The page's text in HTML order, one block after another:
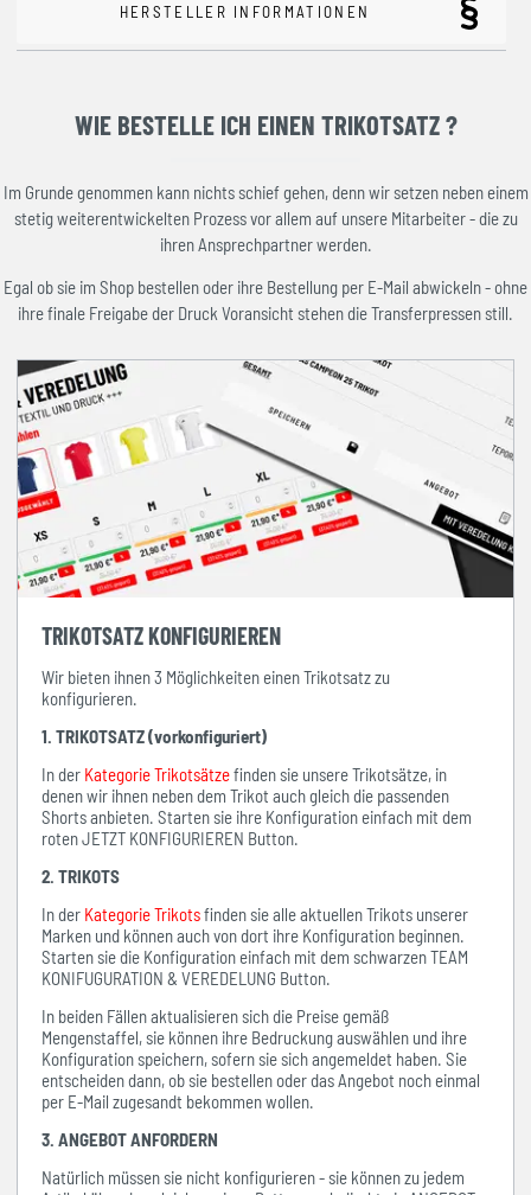
HERSTELLER INFORMATIONEN
WIE BESTELLE ICH EINEN TRIKOTSATZ ?
Im Grunde genommen kann nichts schief gehen, denn wir setzen neben einem
stetig weiterentwickelten Prozess vor allem auf unsere Mitarbeiter - die zu
ihren Ansprechpartner werden.
Egal ob sie im Shop bestellen oder ihre Bestellung per E-Mail abwickeln - ohne
ihre finale Freigabe der Druck Voransicht stehen die Transferpressen still.
TRIKOTSATZ KONFIGURIEREN
Wir bieten ihnen 3 Möglichkeiten einen Trikotsatz zu
konfigurieren.
1. TRIKOTSATZ (vorkonfiguriert)
In der Kategorie Trikotsätzefinden sie unsere Trikotsätze, in
denen wir ihnen neben dem Trikot auch gleich die passenden
Shorts anbieten. Starten sie ihre Konfiguration einfach mit dem
roten JETZT KONFIGURIEREN Button.
2. TRIKOTS
In der Kategorie Trikotsfinden sie alle aktuellen Trikots unserer
Marken und können auch von dort ihre Konfiguration beginnen.
Starten sie die Konfiguration einfach mit dem schwarzen TEAM
KONIFUGURATION & VEREDELUNG Button.
In beiden Fällen aktualisieren sich die Preise gemäß
Mengenstaffel, sie können ihre Bedruckung auswählen und ihre
Konfiguration speichern, sofern sie sich angemeldet haben. Sie
entscheiden dann, ob sie bestellen oder das Angebot noch einmal
per E-Mail zugesandt bekommen wollen.
3. ANGEBOT ANFORDERN
Natürlich müssen sie nicht konfigurieren - sie können zu jedem